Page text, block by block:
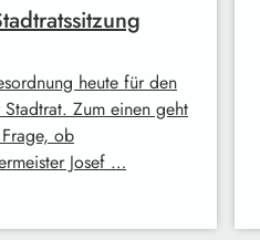
heute für den
Stadtrat. Zum einen geht
ob
Josef …